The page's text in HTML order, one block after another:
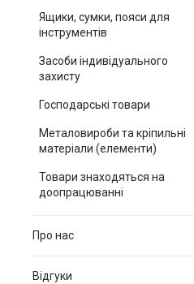
Ящики, сумки, пояси для
інструментів
Засоби індивідуального
захисту
Господарські товари
Металовироби та кріпильні
матеріали (елементи)
Товари знаходяться на
доопрацюванні
Про нас
Відгуки